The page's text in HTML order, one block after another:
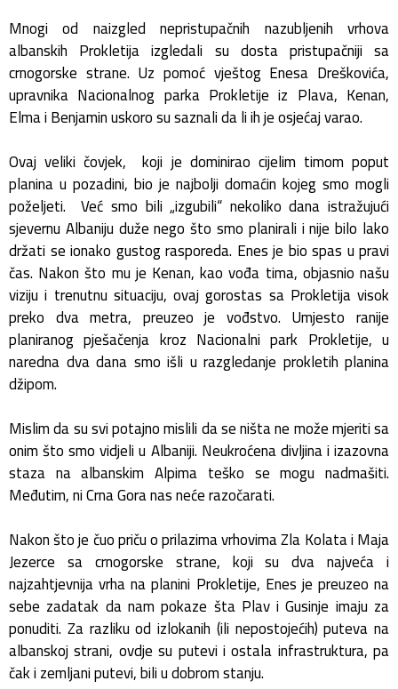
Mnogi od naizgled nepristupačnih nazubljenih vrhova
albanskih Prokletija izgledali su dosta pristupačniji sa
crnogorske strane. Uz pomoć vještog Enesa Dreškovića,
upravnika Nacionalnog parka Prokletije iz Plava, Kenan,
Elma i Benjamin uskoro su saznali da li ih je osjećaj varao.
Ovaj veliki čovjek, koji je dominirao cijelim timom poput
planina u pozadini, bio je najbolji domaćin kojeg smo mogli
poželjeti. Već smo bili „izgubili“ nekoliko dana istražujući
sjevernu Albaniju duže nego što smo planirali i nije bilo lako
držati se ionako gustog rasporeda. Enes je bio spas u pravi
čas. Nakon što mu je Kenan, kao vođa tima, objasnio našu
viziju i trenutnu situaciju, ovaj gorostas sa Prokletija visok
preko dva metra, preuzeo je vođstvo. Umjesto ranije
planiranog pješačenja kroz Nacionalni park Prokletije, u
naredna dva dana smo išli u razgledanje prokletih planina
džipom.
Mislim da su svi potajno mislili da se ništa ne može mjeriti sa
onim što smo vidjeli u Albaniji. Neukroćena divljina i izazovna
staza na albanskim Alpima teško se mogu nadmašiti.
Međutim, ni Crna Gora nas neće razočarati.
Nakon što je čuo priču o prilazima vrhovima Zla Kolata i Maja
Jezerce sa crnogorske strane, koji su dva najveća i
najzahtjevnija vrha na planini Prokletije, Enes je preuzeo na
sebe zadatak da nam pokaze šta Plav i Gusinje imaju za
ponuditi. Za razliku od izlokanih (ili nepostojećih) puteva na
albanskoj strani, ovdje su putevi i ostala infrastruktura, pa
čak i zemljani putevi, bili u dobrom stanju.